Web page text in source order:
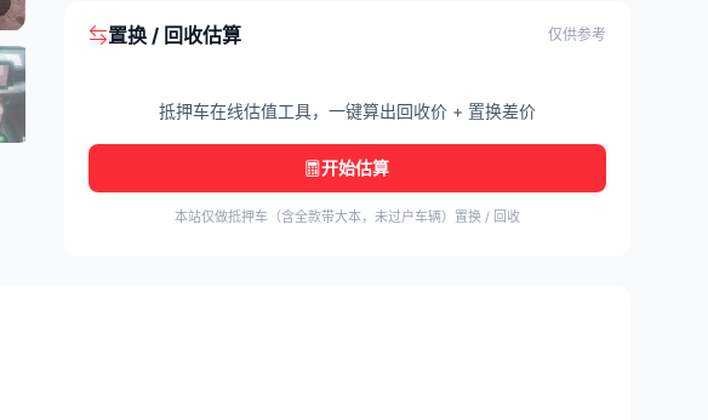
置换 / 回收估算 仅供参考
抵押车在线估值工具，一键算出回收价 + 置换差价
开始估算
本站仅做抵押车（含全款带大本，未过户车辆）置换 / 回收